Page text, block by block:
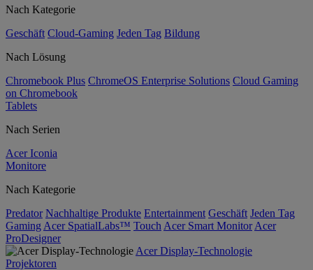
Nach Kategorie
Geschäft Cloud-Gaming Jeden Tag Bildung
Nach Lösung
Chromebook Plus ChromeOS Enterprise Solutions Cloud Gaming
on Chromebook
Tablets
Nach Serien
Acer Iconia
Monitore
Nach Kategorie
Predator Nachhaltige Produkte Entertainment Geschäft Jeden Tag
Gaming Acer SpatialLabs™ Touch Acer Smart Monitor Acer
ProDesigner
Acer Display-Technologie
Projektoren